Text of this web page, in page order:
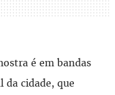
é em bandas
da cidade, que